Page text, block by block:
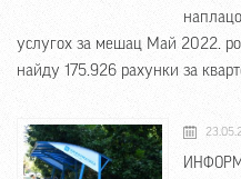
услугох за мешац Май 2022.
найду 175.926 рахунки за